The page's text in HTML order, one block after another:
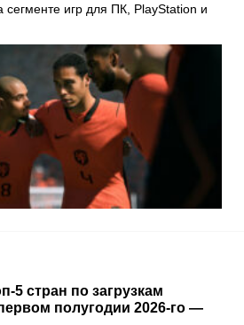
сегменте игр для ПК, PlayStation и
5 стран по загрузкам
полугодии 2026-го —